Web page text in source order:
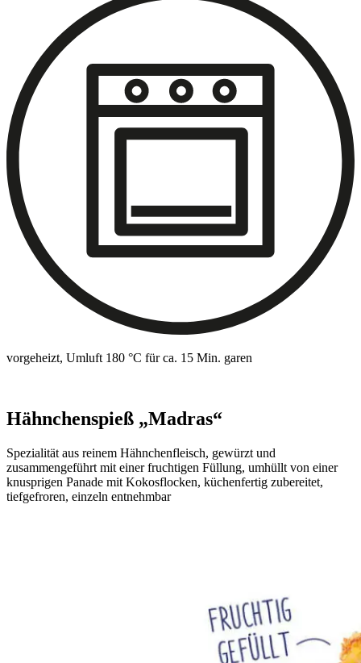
vorgeheizt, Umluft 180 °C für ca. 15 Min. garen
Hähnchenspieß „Madras“
Spezialität aus reinem Hähnchenfleisch, gewürzt und
zusammengeführt mit einer fruchtigen Füllung, umhüllt von einer
knusprigen Panade mit Kokosflocken, küchenfertig zubereitet,
tiefgefroren, einzeln entnehmbar